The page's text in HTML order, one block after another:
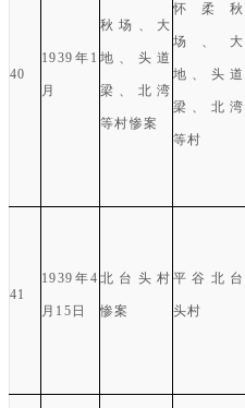
40
1939 年 1
月
秋场、大
地、头道
梁、北湾
等村惨案
怀柔秋
场、大
地、头道
梁、北湾
等村
41
1939 年4
月 15 日
北台头村
惨案
平谷北台
头村